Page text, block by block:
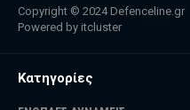
Copyright © 2024 Defenceline.gr
Powered by itcluster
Κατηγορίες